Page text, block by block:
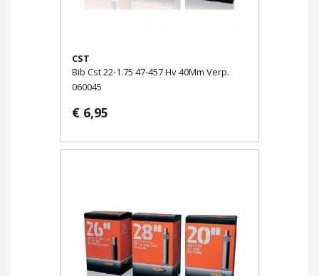
CST
Bib Cst 22-1.75 47-457 Hv 40Mm Verp.
060045
€ 6,95